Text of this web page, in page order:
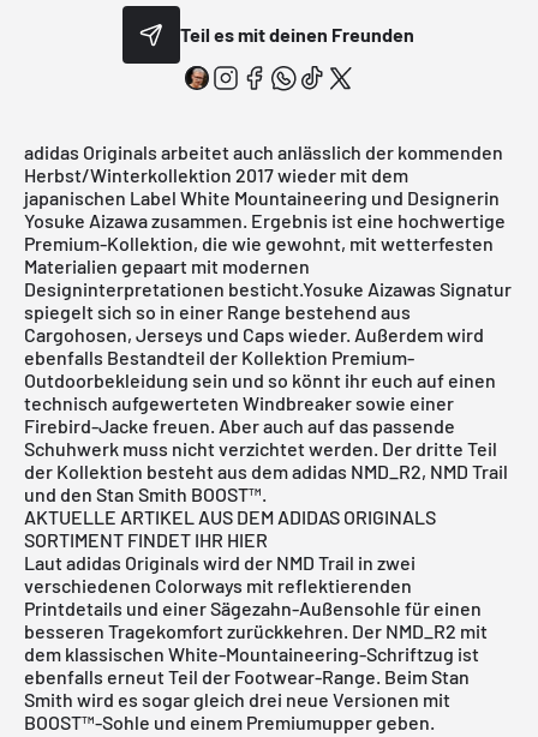
Teil es mit deinen Freunden
adidas Originals arbeitet auch anlässlich der kommenden
Herbst/Winterkollektion 2017 wieder mit dem
japanischen Label White Mountaineering und Designerin
Yosuke Aizawa zusammen. Ergebnis ist eine hochwertige
Premium-Kollektion, die wie gewohnt, mit wetterfesten
Materialien gepaart mit modernen
Designinterpretationen besticht.Yosuke Aizawas Signatur
spiegelt sich so in einer Range bestehend aus
Cargohosen, Jerseys und Caps wieder. Außerdem wird
ebenfalls Bestandteil der Kollektion Premium-
Outdoorbekleidung sein und so könnt ihr euch auf einen
technisch aufgewerteten Windbreaker sowie einer
Firebird-Jacke freuen. Aber auch auf das passende
Schuhwerk muss nicht verzichtet werden. Der dritte Teil
der Kollektion besteht aus demadidas NMD_R2, NMD Trail
und den Stan Smith BOOST™.
AKTUELLE ARTIKEL AUS DEM ADIDAS ORIGINALS
SORTIMENT FINDET IHR HIER
Lautadidas Originals wird der NMD Trail in zwei
verschiedenen Colorways mit reflektierenden
Printdetails und einer Sägezahn-Außensohle für einen
besseren Tragekomfort zurückkehren. Der NMD_R2 mit
dem klassischen White-Mountaineering-Schriftzug ist
ebenfalls erneut Teil der Footwear-Range. Beim Stan
Smith wird es sogar gleich drei neue Versionen mit
BOOST™-Sohle und einem Premiumupper geben.